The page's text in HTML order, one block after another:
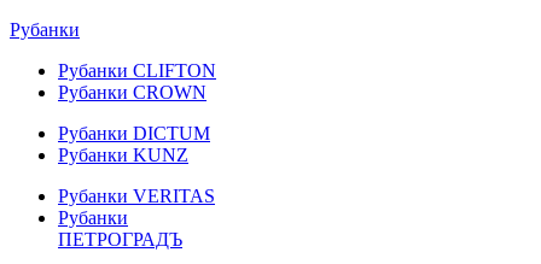
Рубанки
Рубанки CLIFTON
Рубанки CROWN
Рубанки DICTUM
Рубанки KUNZ
Рубанки VERITAS
Рубанки
ПЕТРОГРАДЪ